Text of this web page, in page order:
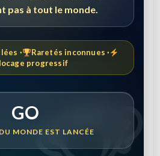
pas à tout le monde.
·
Raretés inconnues ·
progressif
GO
MONDE EST LANCÉE